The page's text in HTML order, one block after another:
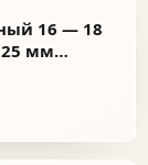
16 — 18
мм